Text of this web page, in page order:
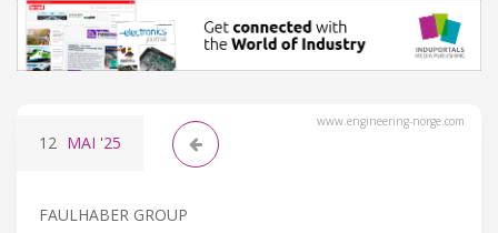
www.engineering-norge.com
12 MAI '25
FAULHABER GROUP